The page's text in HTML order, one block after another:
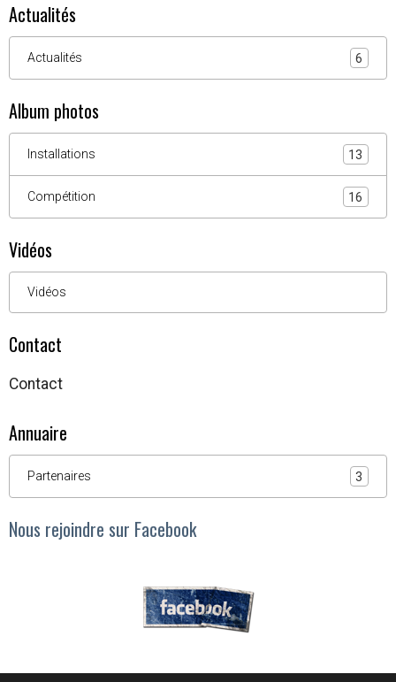
Actualités
Actualités 6
Album photos
Installations 13
Compétition 16
Vidéos
Vidéos
Contact
Contact
Annuaire
Partenaires 3
Nous rejoindre sur Facebook